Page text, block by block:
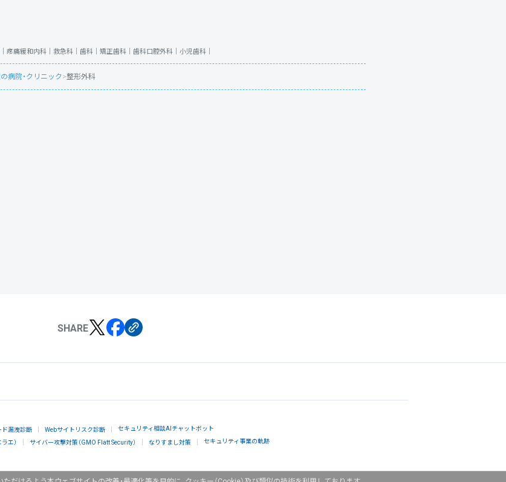
疼痛緩和内科｜ 救急科｜ 歯科｜ 矯正歯科｜ 歯科口腔外科｜ 小児歯科｜
病院・クリニック>整形外科
SHARE
ド漏洩診断 Webサイトリスク診断 セキュリティ相談AIチャットボット
エ） サイバー攻撃対策（GMO Flatt Security） なりすまし対策 セキュリティ事業の軌跡